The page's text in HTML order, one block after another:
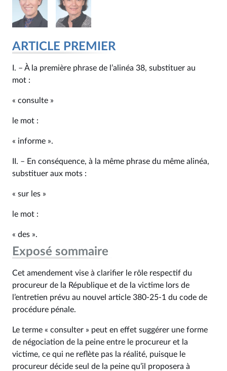
ARTICLE PREMIER
I. – À la première phrase de l’alinéa 38, substituer au
mot :
« consulte »
le mot :
« informe ».
II. – En conséquence, à la même phrase du même alinéa,
substituer aux mots :
« sur les »
le mot :
« des ».
Exposé sommaire
Cet amendement vise à clarifier le rôle respectif du
procureur de la République et de la victime lors de
l’entretien prévu au nouvel article 380‑25‑1 du code de
procédure pénale.
Le terme « consulter » peut en effet suggérer une forme
de négociation de la peine entre le procureur et la
victime, ce qui ne reflète pas la réalité, puisque le
procureur décide seul de la peine qu’il proposera à